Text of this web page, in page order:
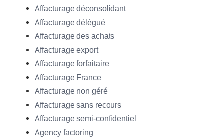
Affacturage déconsolidant
Affacturage délégué
Affacturage des achats
Affacturage export
Affacturage forfaitaire
Affacturage France
Affacturage non géré
Affacturage sans recours
Affacturage semi-confidentiel
Agency factoring